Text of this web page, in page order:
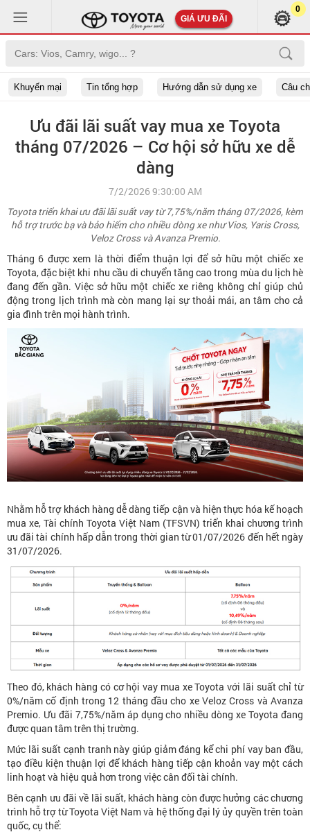
GIÁ ƯU ĐÃI
0
Khuyến mại Tin tổng hợp Hướng dẫn sử dụng xe Câu
Ưu đãi lãi suất vay mua xe Toyota
tháng 07/2026 – Cơ hội sở hữu xe dễ
dàng
7/2/2026 9:30:00 AM
Toyota triển khai ưu đãi lãi suất vay từ 7,75%/năm tháng 07/2026, kèm
hỗ trợ trước bạ và bảo hiểm cho nhiều dòng xe như Vios, Yaris Cross,
Veloz Cross và Avanza Premio.
Tháng 6 được xem là thời điểm thuận lợi để sở hữu một chiếc xe
Toyota, đặc biệt khi nhu cầu di chuyển tăng cao trong mùa du lịch hè
đang đến gần. Việc sở hữu một chiếc xe riêng không chỉ giúp chủ
động trong lịch trình mà còn mang lại sự thoải mái, an tâm cho cả
gia đình trên mọi hành trình.
Nhằm hỗ trợ khách hàng dễ dàng tiếp cận và hiện thực hóa kế hoạch
mua xe, Tài chính Toyota Việt Nam (TFSVN) triển khai chương trình
ưu đãi tài chính hấp dẫn trong thời gian từ 01/07/2026 đến hết ngày
31/07/2026.
Theo đó, khách hàng có cơ hội vay mua xe Toyota với lãi suất chỉ từ
0%/năm cố định trong 12 tháng đầu cho xe Veloz Cross và Avanza
Premio. Ưu đãi 7,75%/năm áp dụng cho nhiều dòng xe Toyota đang
được quan tâm trên thị trường.
Mức lãi suất cạnh tranh này giúp giảm đáng kể chi phí vay ban đầu,
tạo điều kiện thuận lợi để khách hàng tiếp cận khoản vay một cách
linh hoạt và hiệu quả hơn trong việc cân đối tài chính.
Bên cạnh ưu đãi về lãi suất, khách hàng còn được hưởng các chương
trình hỗ trợ từ Toyota Việt Nam và hệ thống đại lý ủy quyền trên toàn
quốc, cụ thể: